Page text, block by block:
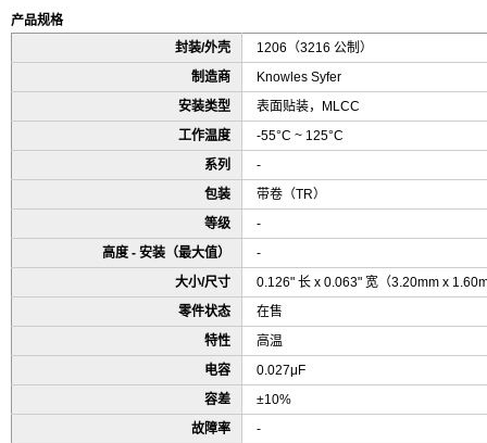
产品规格
封装/外壳
1206（3216 公制）
制造商
Knowles Syfer
安装类型
表面贴装，MLCC
工作温度
-55°C ~ 125°C
系列
-
包装
带卷（TR）
等级
-
高度 - 安装（最大值）
-
大小/尺寸
0.126" 长 x 0.063" 宽（3.20mm x
零件状态
在售
特性
高温
电容
0.027μF
容差
±10%
故障率
-